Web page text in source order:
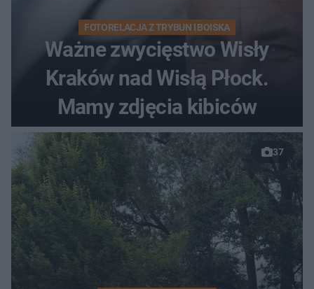
FOTORELACJA Z TRYBUN I BOISKA
Ważne zwycięstwo Wisły
Kraków nad Wisłą Płock.
Mamy zdjęcia kibiców
37